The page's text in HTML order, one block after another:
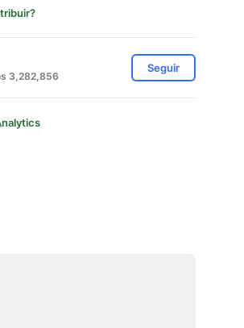
3,282,856
Seguir